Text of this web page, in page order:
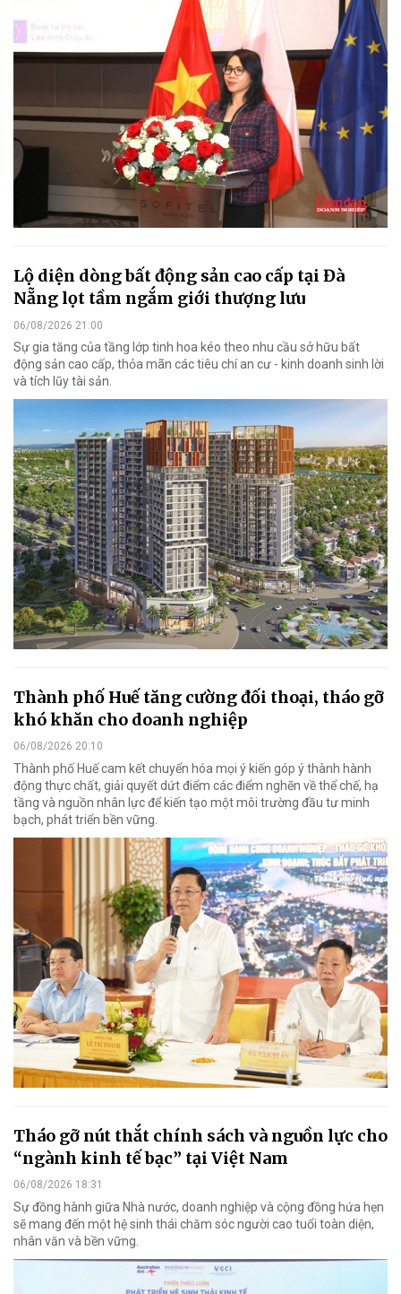
Lộ diện dòng bất động sản cao cấp tại Đà
Nẵng lọt tầm ngắm giới thượng lưu
06/08/2026 21:00
Sự gia tăng của tầng lớp tinh hoa kéo theo nhu cầu sở hữu bất
động sản cao cấp, thỏa mãn các tiêu chí an cư - kinh doanh sinh lời
và tích lũy tài sản.
Thành phố Huế tăng cường đối thoại, tháo gỡ
khó khăn cho doanh nghiệp
06/08/2026 20:10
Thành phố Huế cam kết chuyển hóa mọi ý kiến góp ý thành hành
động thực chất, giải quyết dứt điểm các điểm nghẽn về thể chế, hạ
tầng và nguồn nhân lực để kiến tạo một môi trường đầu tư minh
bạch, phát triển bền vững.
Tháo gỡ nút thắt chính sách và nguồn lực cho
“ngành kinh tế bạc” tại Việt Nam
06/08/2026 18:31
Sự đồng hành giữa Nhà nước, doanh nghiệp và cộng đồng hứa hẹn
sẽ mang đến một hệ sinh thái chăm sóc người cao tuổi toàn diện,
nhân văn và bền vững.